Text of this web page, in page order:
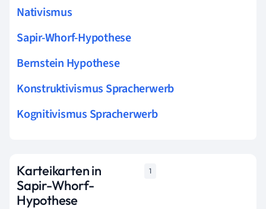
Nativismus
Sapir-Whorf-Hypothese
Bernstein Hypothese
Konstruktivismus Spracherwerb
Kognitivismus Spracherwerb
Karteikarten in
Sapir-Whorf-
Hypothese
1